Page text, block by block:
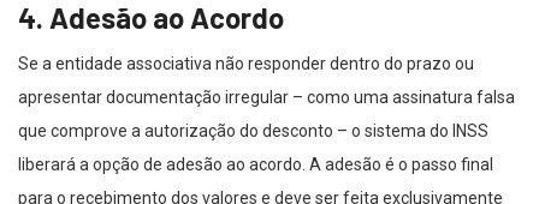
4. Adesão ao Acordo
Se a entidade associativa não responder dentro do prazo ou
apresentar documentação irregular – como uma assinatura falsa
que comprove a autorização do desconto – o sistema do INSS
liberará a opção de adesão ao acordo. A adesão é o passo final
para o recebimento dos valores e deve ser feita exclusivamente